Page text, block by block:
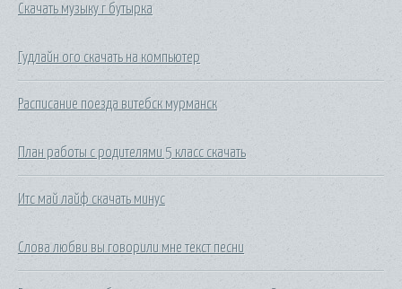
Скачать музыку г бутырка
Гудлайн ого скачать на компьютер
Расписание поезда витебск мурманск
План работы с родителями 5 класс скачать
Итс май лайф скачать минус
Слова любви вы говорили мне текст песни